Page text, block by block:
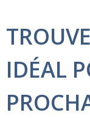
IDÉAL